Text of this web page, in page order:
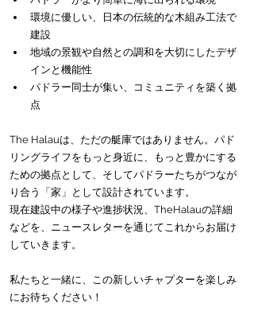
環境に優しい、日本の伝統的な木組み工法で
建設
地域の景観や自然との調和を大切にしたデザ
インと機能性
パドラー同士が集い、コミュニティを築く拠
点
The Halauは、ただの艇庫ではありません。パド
リングライフをもっと身近に、もっと豊かにする
ための拠点として、そしてパドラーたちがつなが
り合う「家」として設計されています。
現在建設中の様子や進捗状況、TheHalauの詳細
などを、ニュースレターを通じてこれからお届け
していきます。
私たちと一緒に、この新しいチャプターを楽しみ
にお待ちください！